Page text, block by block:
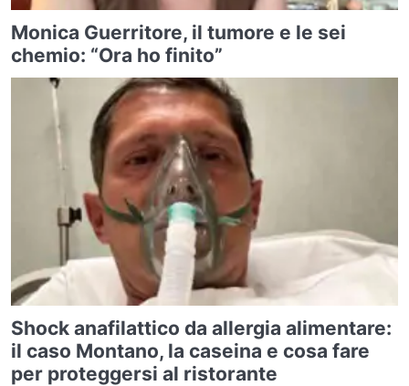
Monica Guerritore, il tumore e le sei
chemio: “Ora ho finito”
Shock anafilattico da allergia alimentare:
il caso Montano, la caseina e cosa fare
per proteggersi al ristorante